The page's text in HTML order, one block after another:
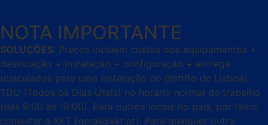
NOTA IMPORTANTE
SOLUÇÕES: Preços incluem custos dos equipamentos +
deslocação + instalação + configuração + entrega
(calculados para uma instalação do distrito de Lisboa).
TDU (Todos os Dias Úteis) no horário normal de trabalho
(das 9:00 às 18:00). Para outros locais no país, por favor
consultar a XKT (geral@xkt.pt). Para qualquer outra